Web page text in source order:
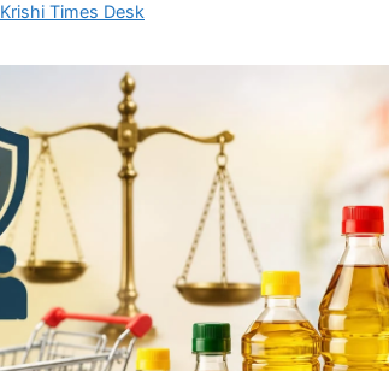
Krishi Times Desk